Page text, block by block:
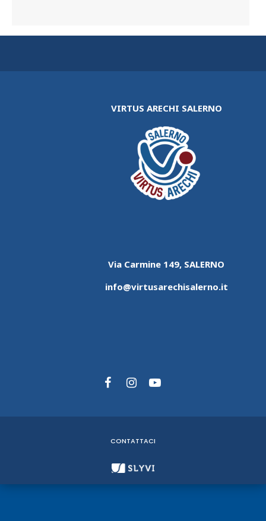
VIRTUS ARECHI SALERNO
Via Carmine 149, SALERNO
info@virtusarechisalerno.it
CONTATTACI